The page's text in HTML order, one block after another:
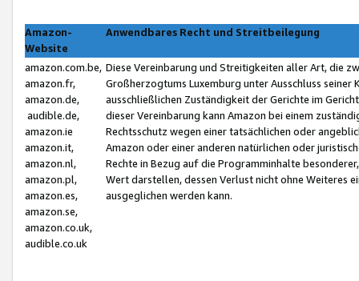
Amazon-
Website
Anwendbares Recht und Streitbeilegung
amazon.com.be,
amazon.fr,
amazon.de,
audible.de,
amazon.ie
amazon.it,
amazon.nl,
amazon.pl,
amazon.es,
amazon.se,
amazon.co.uk,
audible.co.uk
Diese Vereinbarung und Streitigkeiten aller Art, die
Großherzogtums Luxemburg unter Ausschluss
ausschließlichen Zuständigkeit der Gerichte im
dieser Vereinbarung kann Amazon bei einem
Rechtsschutz wegen einer tatsächlichen oder
Amazon oder einer anderen natürlichen oder
Rechte in Bezug auf die Programminhalte
Wert darstellen, dessen Verlust nicht ohne Weiteres
ausgeglichen werden kann.